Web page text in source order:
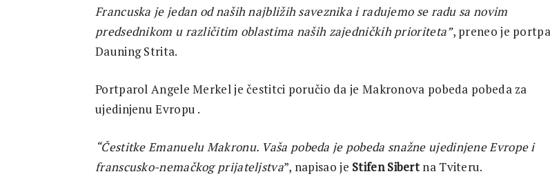
Francuska je jedan od naših najbližih saveznika i radujemo se radu sa novim
predsednikom u različitim oblastima naših zajedničkih prioriteta”, preneo je
Dauning Strita.
Portparol Angele Merkel je čestitci poručio da je Makronova pobeda pobeda za
ujedinjenu Evropu .
“Čestitke Emanuelu Makronu. Vaša pobeda je pobeda snažne ujedinjene Evrope i
franscusko-nemačkog prijateljstva”, napisao je Stifen Sibertna Tviteru.